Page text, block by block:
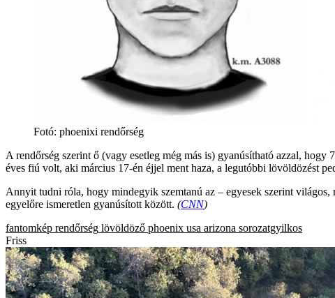
Fotó: phoenixi rendőrség
A rendőrség szerint ő (vagy esetleg még más is) gyanúsítható azzal,
éves fiú volt, aki március 17-én éjjel ment haza, a legutóbbi lövöldözést
Annyit tudni róla, hogy mindegyik szemtanú az – egyesek szerint világos,
egyelőre ismeretlen gyanúsított között. (CNN)
fantomkép rendőrség lövöldöző phoenix usa arizona sorozatgyilkos
Friss